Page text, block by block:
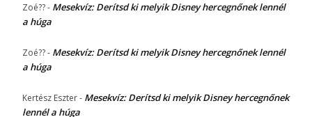
Zoé??- Mesekvíz: Derítsd ki melyik Disney hercegnőnek lennél
a húga
Zoé??- Mesekvíz: Derítsd ki melyik Disney hercegnőnek lennél
a húga
Kertész Eszter- Mesekvíz: Derítsd ki melyik Disney hercegnőnek
lennél a húga